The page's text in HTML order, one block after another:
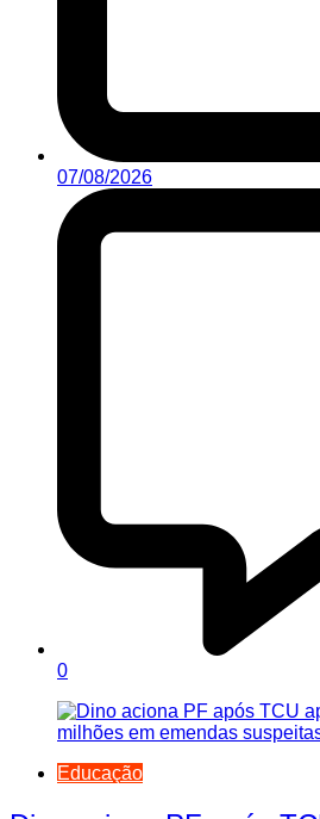
07/08/2026
0
Educação